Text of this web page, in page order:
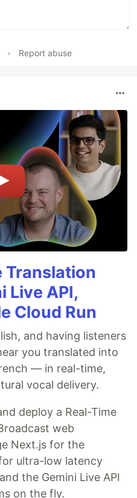
• Report abuse
Translation
Live API,
Cloud Run
and having listeners
you translated into
— in real-time,
vocal delivery.
deploy a Real-Time
web
Next.js for the
ultra-low latency
the Gemini Live API
on the fly.